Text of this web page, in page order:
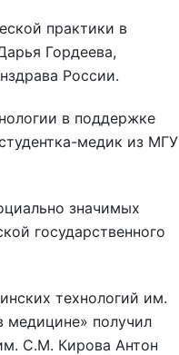
практики в
Гордеева,
России.
в поддержке
медик из МГУ
значимых
государственного
технологий им.
медицине» получил
С.М. Кирова Антон